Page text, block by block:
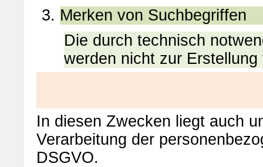
Merken von Suchbegriffen
Die durch technisch
werden nicht zur
In diesen Zwecken liegt auch
Verarbeitung der
DSGVO.